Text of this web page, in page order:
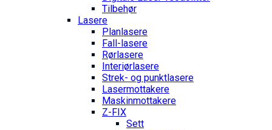
Tilbehør
Lasere
Planlasere
Fall-lasere
Rørlasere
Interiør­lasere
Strek- og punktlasere
Laser­mottakere
Maskin­mottakere
Z-FIX
Sett